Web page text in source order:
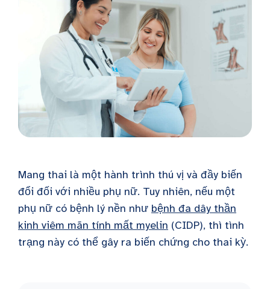
Mang thai là một hành trình thú vị và đầy biến
đổi đối với nhiều phụ nữ. Tuy nhiên, nếu một
phụ nữ có bệnh lý nền như bệnh đa dây thần
kinh viêm mãn tính mất myelin (CIDP), thì tình
trạng này có thể gây ra biến chứng cho thai kỳ.